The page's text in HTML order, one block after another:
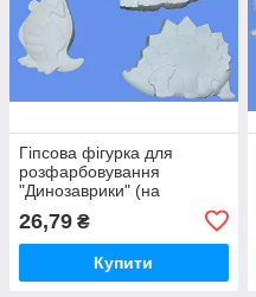
Гіпсова фігурка для
розфарбовування
"Динозаврики" (на
26,79 ₴
Купити